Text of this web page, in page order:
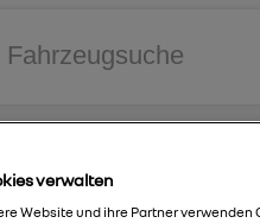
verwalten
Website und ihre Partner verwenden